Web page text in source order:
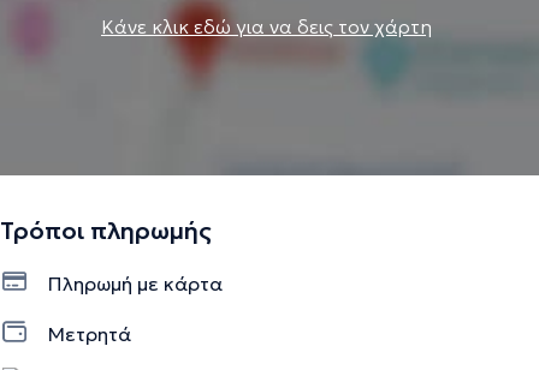
Κάνε κλικ εδώ για να δεις τον χάρτη
Τρόποι πληρωμής
Πληρωμή με κάρτα
Μετρητά